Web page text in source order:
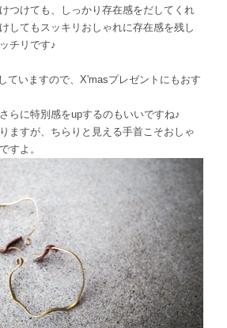
つけても、しっかり存在感をだしてくれ
してもスッキリおしゃれに存在感を残し
チリです♪
ていますので、X'masプレゼントにもおす
らに特別感をupするのもいいですね♪
ますが、ちらりと見える手首こそおしゃ
すよ。